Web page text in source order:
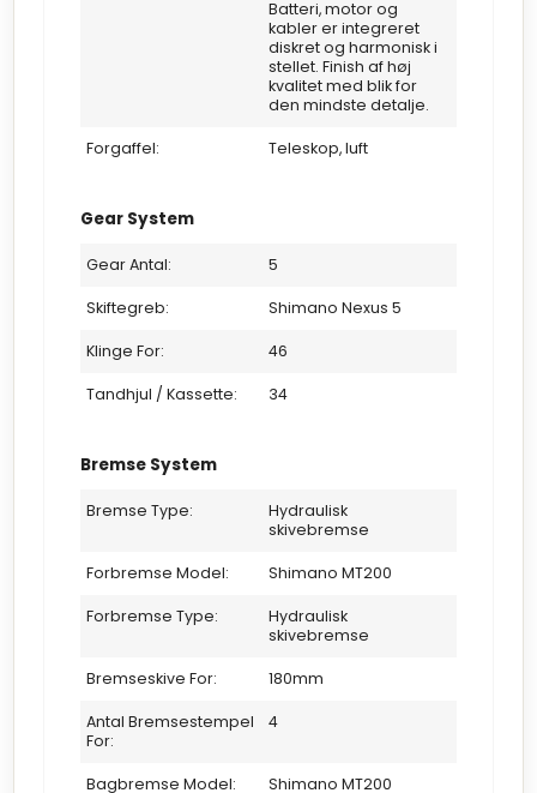
Batteri, motor og
kabler er integreret
diskret og harmonisk i
stellet. Finish af høj
kvalitet med blik for
den mindste detalje.
Forgaffel: Teleskop, luft
Gear System
Gear Antal: 5
Skiftegreb: Shimano Nexus 5
Klinge For: 46
Tandhjul / Kassette: 34
Bremse System
Bremse Type:
Hydraulisk
skivebremse
Forbremse Model: Shimano MT200
Forbremse Type:
Hydraulisk
skivebremse
Bremseskive For: 180mm
Antal Bremsestempel
For:
4
Bagbremse Model: Shimano MT200